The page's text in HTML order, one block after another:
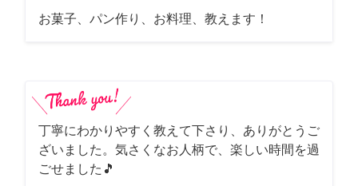
お菓子、パン作り、お料理、教えます！
丁寧にわかりやすく教えて下さり、ありがとうご
ざいました。気さくなお人柄で、楽しい時間を過
ごせました🎵